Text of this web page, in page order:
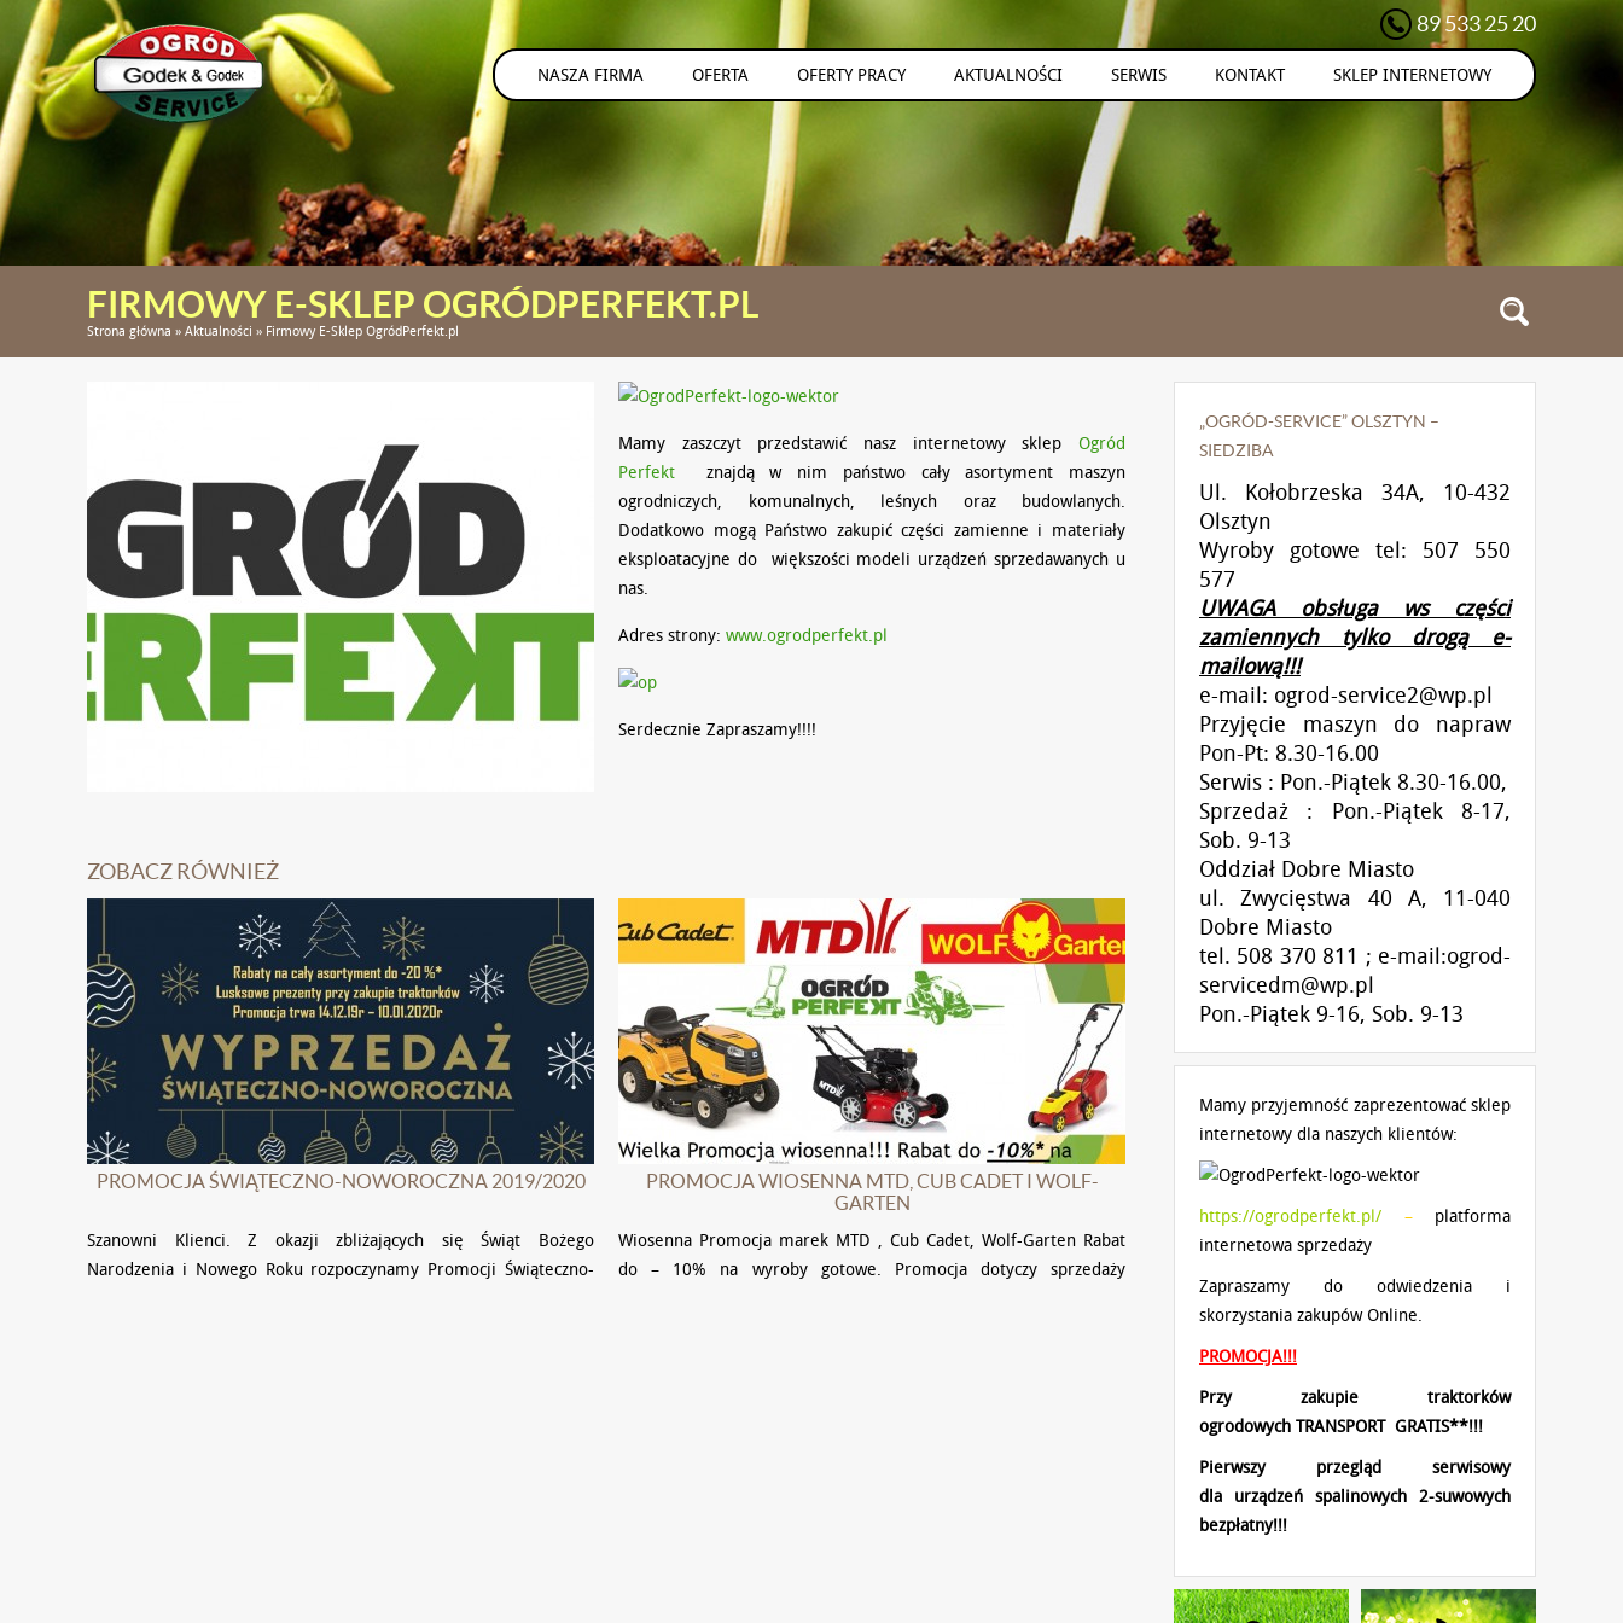
89 533 25 20
NASZA FIRMA OFERTA OFERTY PRACY AKTUALNOŚCI SERWIS KONTAKT SKLEP INTERNETOWY
FIRMOWY E-SKLEP OGRÓDPERFEKT.PL
Strona główna » Aktualności » Firmowy E-Sklep OgródPerfekt.pl
Mamy zaszczyt przedstawić nasz internetowy sklep Ogród
Perfekt
znajdą w nim państwo cały asortyment maszyn
ogrodniczych, komunalnych, leśnych oraz budowlanych.
Dodatkowo mogą Państwo zakupić części zamienne i materiały
eksploatacyjne do większości modeli urządzeń sprzedawanych u
nas.
Adres strony: www.ogrodperfekt.pl
Serdecznie Zapraszamy!!!!
ZOBACZ RÓWNIEŻ
PROMOCJA ŚWIĄTECZNO-NOWOROCZNA 2019/2020
Szanowni Klienci. Z okazji zbliżających się Świąt Bożego
Narodzenia i Nowego Roku rozpoczynamy Promocji Świąteczno-
PROMOCJA WIOSENNA MTD, CUB CADET I WOLF-
GARTEN
Wiosenna Promocja marek MTD , Cub Cadet, Wolf-Garten Rabat
do – 10% na wyroby gotowe. Promocja dotyczy sprzedaży
„OGRÓD-SERVICE” OLSZTYN –
SIEDZIBA
Ul. Kołobrzeska 34A, 10-432
Olsztyn
Wyroby gotowe tel: 507 550
577
UWAGA obsługa ws części
zamiennych tylko drogą e-
mailową!!!
e-mail: ogrod-service2@wp.pl
Przyjęcie maszyn do napraw
Pon-Pt: 8.30-16.00
Serwis : Pon.-Piątek 8.30-16.00,
Sprzedaż : Pon.-Piątek 8-17,
Sob. 9-13
Oddział Dobre Miasto
ul. Zwycięstwa 40 A, 11-040
Dobre Miasto
tel. 508 370 811 ; e-mail:ogrod-
servicedm@wp.pl
Pon.-Piątek 9-16, Sob. 9-13
Mamy przyjemność zaprezentować sklep
internetowy dla naszych klientów:
https://ogrodperfekt.pl/ – platforma
internetowa sprzedaży
Zapraszamy do odwiedzenia i
skorzystania zakupów Online.
PROMOCJA!!!
Przy zakupie traktorków
ogrodowych TRANSPORT GRATIS**!!!
Pierwszy przegląd serwisowy
dla urządzeń spalinowych 2-suwowych
bezpłatny!!!